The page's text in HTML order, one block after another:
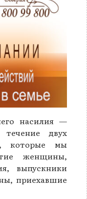
насилия —
двух
которые мы
женщины,
выпускники
приехавшие